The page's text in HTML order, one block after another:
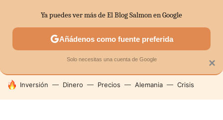
SECTORES ECONOMÍA DOMÉSTICA MERCADOS
HOY SE HABLA DE
Inversión Dinero Precios Alemania Crisis
×
Ya puedes ver más de El Blog Salmon en Google
Añádenos como fuente preferida
Solo necesitas una cuenta de Google